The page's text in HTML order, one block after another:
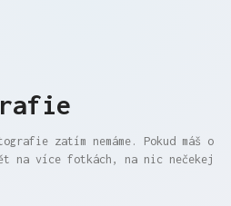
zatím nemáme. Pokud máš o
na více fotkách, na nic nečekej